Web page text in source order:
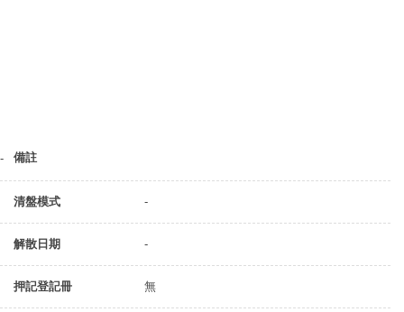
備註
-
清盤模式 -
解散日期 -
押記登記冊 無